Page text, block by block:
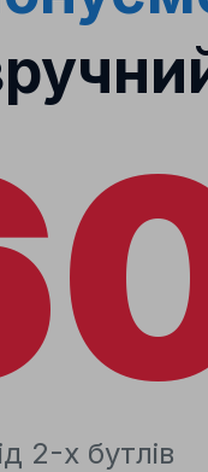
2-х бутлів